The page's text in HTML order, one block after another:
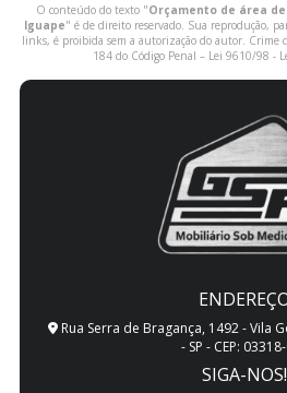
O conteúdo do texto "Orçamento de área
Iguape" é de direito reservado. Sua reprodução,
links, é proibida sem a autorização do autor. Crime
184 do Código Penal – Lei 9610/98 -
Rua Serra de Bragança, 1492 - Vila
- SP - CEP:
SIGA-NOS!